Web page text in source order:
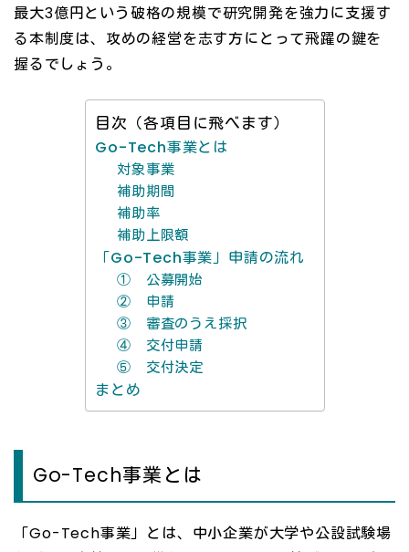
最大3億円という破格の規模で研究開発を強力に支援す
る本制度は、攻めの経営を志す方にとって飛躍の鍵を
握るでしょう。
目次（各項目に飛べます）
Go-Tech事業とは
対象事業
補助期間
補助率
補助上限額
「Go-Tech事業」申請の流れ
① 公募開始
② 申請
③ 審査のうえ採択
④ 交付申請
⑤ 交付決定
まとめ
Go-Tech事業とは
「Go-Tech事業」とは、中小企業が大学や公設試験場